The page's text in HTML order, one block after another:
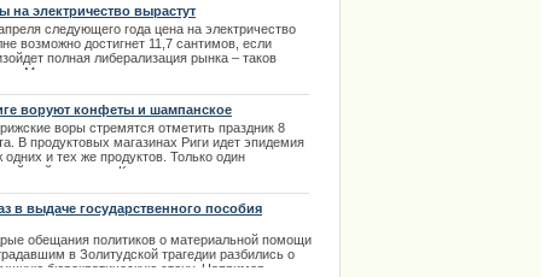
на электричество вырастут
следующего года цена на электричество
возможно достигнет 11,7 сантимов, если
полная либерализация рынка – таков
Министерства экономики и многих
воруют конфеты и шампанское
воры стремятся отметить праздник 8
В продуктовых магазинах Риги идет эпидемия
одних и тех же продуктов. Только один
участок в Курземе за один день выловил
они объяснили свой поступок именно тем,
в выдаче государственного пособия
обещания политиков о материальной помощи
в Золитудской трагедии разбились о
бюрократическую стену. Например,